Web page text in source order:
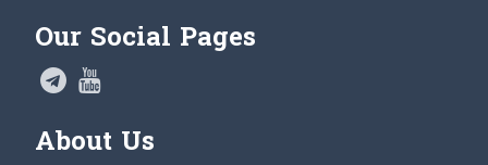
Our Social Pages
About Us